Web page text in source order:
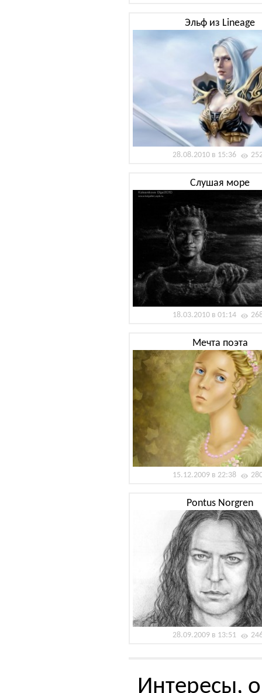
Эльф из Lineage
28.08.2010 в 15:36
Слушая море
18.03.2010 в 01:14
Мечта поэта
15.12.2009 в 22:38
Pontus Norgren
28.09.2009 в 13:51
Интересы,